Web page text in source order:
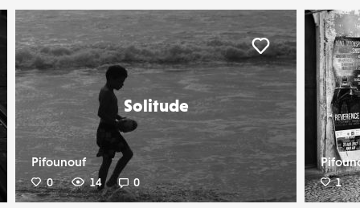
Liker
Solitude
Pifounouf
0 14 0
Liker
1